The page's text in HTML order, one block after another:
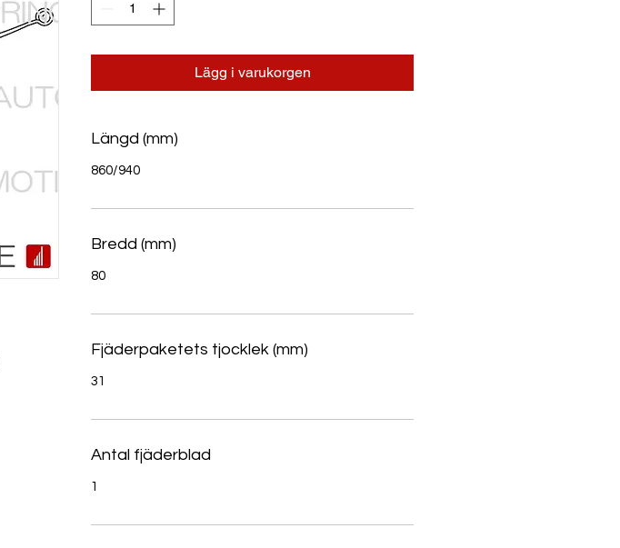
Lägg i varukorgen
Längd (mm)
860/940
Bredd (mm)
80
Fjäderpaketets tjocklek (mm)
31
Antal fjäderblad
1